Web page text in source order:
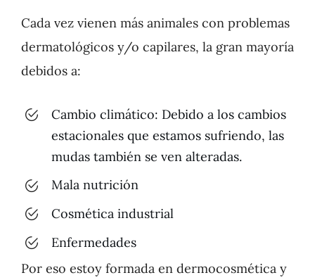
Cada vez vienen más animales con problemas
dermatológicos y/o capilares, la gran mayoría
debidos a:
Cambio climático: Debido a los cambios
estacionales que estamos sufriendo, las
mudas también se ven alteradas.
Mala nutrición
Cosmética industrial
Enfermedades
Por eso estoy formada en dermocosmética y